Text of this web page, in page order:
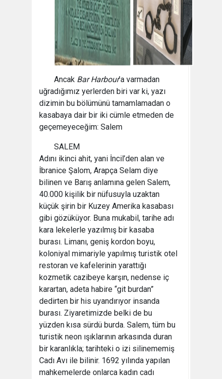
Ancak Bar Harbour’a varmadan
uğradığımız yerlerden biri var ki, yazı
dizimin bu bölümünü tamamlamadan o
kasabaya dair bir iki cümle etmeden de
geçemeyeceğim: Salem
SALEM
Adını ikinci ahit, yani İncil’den alan ve
İbranice Şalom, Arapça Selam diye
bilinen ve Barış anlamına gelen Salem,
40.000 kişilik bir nüfusuyla uzaktan
küçük şirin bir Kuzey Amerika kasabası
gibi gözüküyor. Buna mukabil, tarihe adı
kara lekelerle yazılmış bir kasaba
burası. Limanı, geniş kordon boyu,
koloniyal mimariyle yapılmış turistik otel
restoran ve kafelerinin yarattığı
kozmetik cazibeye karşın, nedense iç
karartan, adeta habire “git burdan”
dedirten bir his uyandırıyor insanda
burası. Ziyaretimizde belki de bu
yüzden kısa sürdü burda. Salem, tüm bu
turistik neon ışıklarının arkasında duran
bir karanlıkla; tarihteki o izi silinememiş
Cadı Avı ile bilinir. 1692 yılında yapılan
mahkemelerde onlarca kadın cadı